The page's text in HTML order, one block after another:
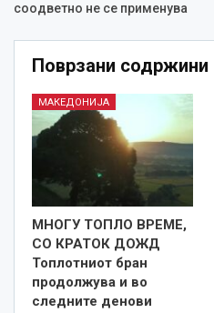
соодветно не се применува
Поврзани содржини
МАКЕДОНИЈА
МНОГУ ТОПЛО ВРЕМЕ,
СО КРАТОК ДОЖД
Топлотниот бран
продолжува и во
следните денови